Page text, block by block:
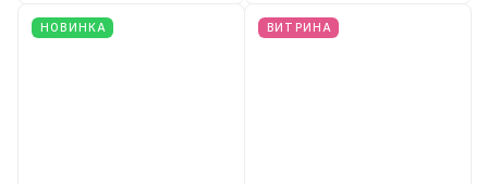
НОВИНКА ВИТРИНА